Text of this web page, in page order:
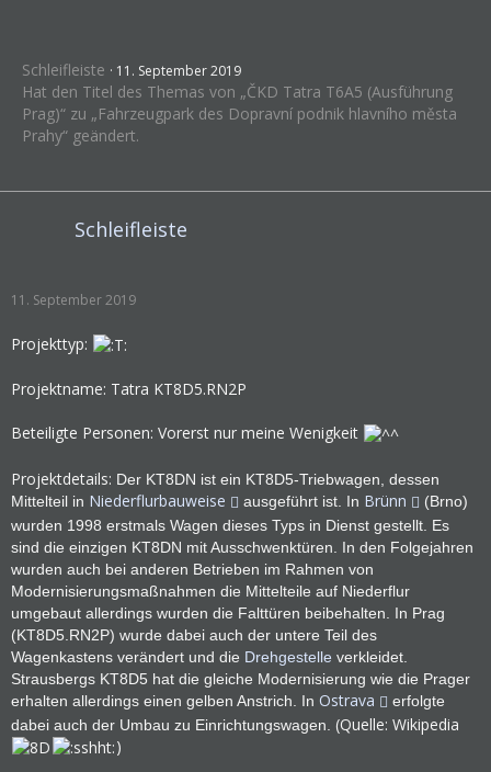
Schleifleiste 11. September 2019
Hat den Titel des Themas von „ČKD Tatra T6A5 (Ausführung
Prag)“ zu „Fahrzeugpark des Dopravní podnik hlavního města
Prahy“ geändert.
Schleifleiste
11. September 2019
Projekttyp:
Projektname: Tatra KT8D5.RN2P
Beteiligte Personen: Vorerst nur meine Wenigkeit
Projektdetails: Der KT8DN ist ein KT8D5-Triebwagen, dessen
Mittelteil in Niederflurbauweise ausgeführt ist. In Brünn
(Brno)
wurden 1998 erstmals Wagen dieses Typs in Dienst gestellt. Es
sind die einzigen KT8DN mit Ausschwenktüren. In den Folgejahren
wurden auch bei anderen Betrieben im Rahmen von
Modernisierungsmaßnahmen die Mittelteile auf Niederflur
umgebaut allerdings wurden die Falttüren beibehalten. In Prag
(KT8D5.RN2P) wurde dabei auch der untere Teil des
Wagenkastens verändert und die Drehgestelle verkleidet.
Strausbergs KT8D5 hat die gleiche Modernisierung wie die Prager
erhalten allerdings einen gelben Anstrich. In Ostrava
erfolgte
dabei auch der Umbau zu Einrichtungswagen. (Quelle: Wikipedia
)